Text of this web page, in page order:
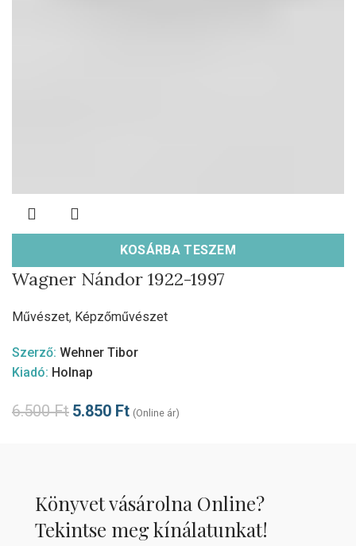
KOSÁRBA TESZEM
Wagner Nándor 1922-1997
Művészet, Képzőművészet
Szerző: Wehner Tibor
Kiadó: Holnap
6.500Ft 5.850 Ft (Online ár)
Könyvet vásárolna Online?
Tekintse meg kínálatunkat!